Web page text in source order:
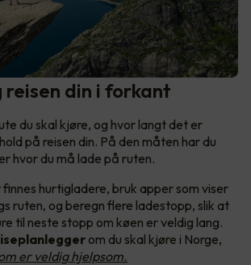
reisen din i forkant
du skal kjøre, og hvor langt det er
på reisen din. På den måten har du
hvor du må lade på ruten.
hurtigladere, bruk apper som viser
ruten, og beregn flere ladestopp, slik at
til neste stopp om køen er veldig lang.
om du skal kjøre i Norge,
er veldig hjelpsom.